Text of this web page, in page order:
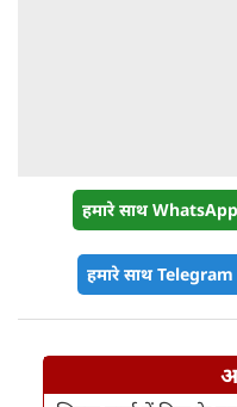
हमारे साथ
हमारे साथ